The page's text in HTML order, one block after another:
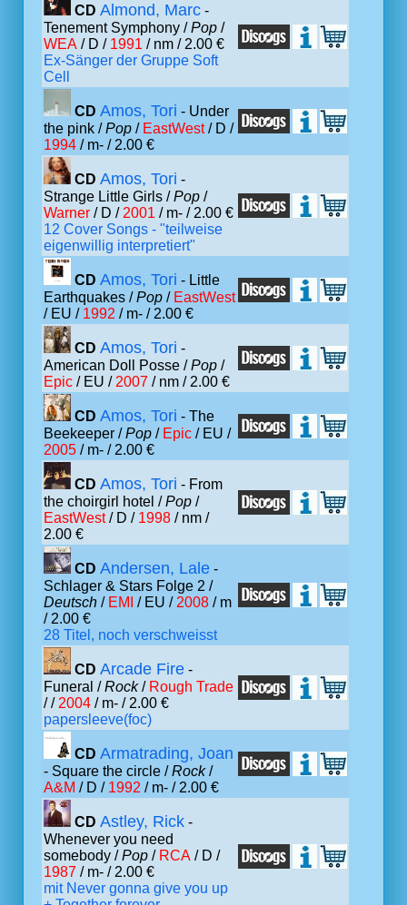
CD Almond, Marc -
Tenement Symphony /Pop /
WEA / D / 1991 / nm / 2.00 €
Ex-Sänger der Gruppe Soft
Cell
CD Amos, Tori - Under
the pink /Pop / EastWest/ D /
1994 / m- / 2.00 €
CD Amos, Tori -
Strange Little Girls /Pop /
Warner / D / 2001 / m- / 2.00 €
12 Cover Songs - "teilweise
eigenwillig interpretiert"
CD Amos, Tori - Little
Earthquakes /Pop / EastWest
/ EU / 1992 / m- / 2.00 €
CD Amos, Tori -
American Doll Posse /Pop /
Epic / EU / 2007 / nm / 2.00 €
CD Amos, Tori - The
Beekeeper /Pop / Epic / EU /
2005 / m- / 2.00 €
CD Amos, Tori - From
the choirgirl hotel /Pop /
EastWest/ D / 1998 / nm /
2.00 €
CD Andersen, Lale -
Schlager & Stars Folge 2 /
Deutsch / EMI / EU / 2008 / m
/ 2.00 €
28 Titel, noch verschweisst
CD Arcade Fire -
Funeral /Rock/ Rough Trade
/ / 2004 / m- / 2.00 €
papersleeve(foc)
CD Armatrading, Joan
- Square the circle /Rock/
A&M / D / 1992 / m- / 2.00 €
CD Astley, Rick -
Whenever you need
somebody /Pop / RCA / D /
1987 / m- / 2.00 €
mit Never gonna give you up